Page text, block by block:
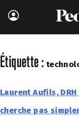
Étiquette :
Laurent Aufils,
cherche pas